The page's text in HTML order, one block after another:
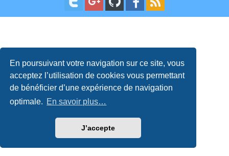
En poursuivant votre navigation sur ce site, vous
acceptez l’utilisation de cookies vous permettant
de bénéficier d’une expérience de navigation
optimale. En savoir plus…
J’accepte